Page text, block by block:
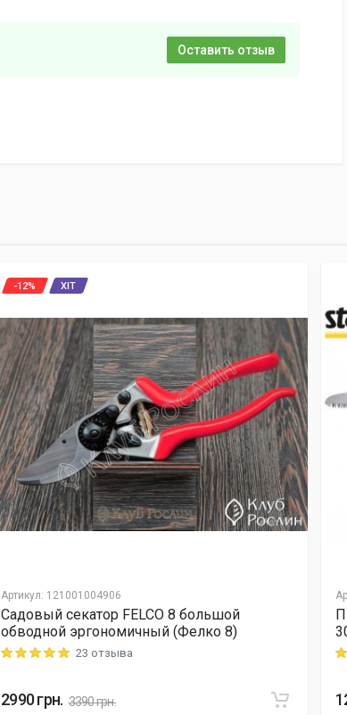
Оставить отзыв
Артикул: 121001004906
-12% ХІТ
Садовый секатор FELCO 8 большой
обводной эргономичный (Фелко 8)
Rating: 5 out of 523 отзыва
2990грн. 3390грн.